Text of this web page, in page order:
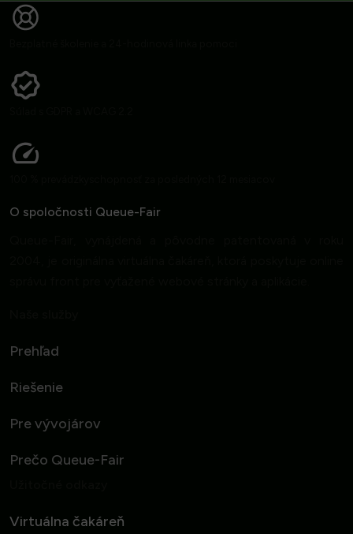
O spoločnosti Queue-Fair
Prehľad
Riešenie
Pre vývojárov
Prečo Queue-Fair
Virtuálna čakáreň